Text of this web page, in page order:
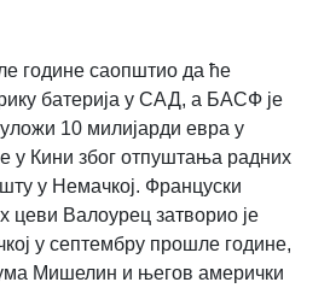
године саопштио да ће
батерија у САД, а БАСФ је
10 милијарди евра у
у Кини због отпуштања радних
у Немачкој. Француски
цеви Валоурец затворио је
у септембру прошле године,
Мишелин и његов амерички